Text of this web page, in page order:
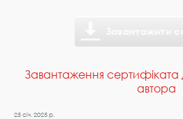
Завантаження сертифіката
автора
25 січ. 2025 р.